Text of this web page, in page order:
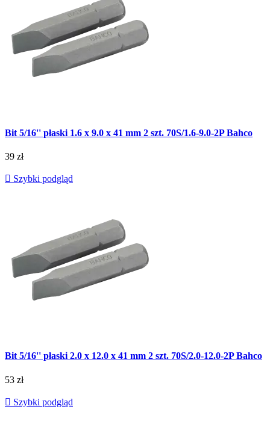
Bit 5/16'' płaski 1.6 x 9.0 x 41 mm 2 szt. 70S/1.6-9.0-2P Bahco
39 zł
 Szybki podgląd
Bit 5/16'' płaski 2.0 x 12.0 x 41 mm 2 szt. 70S/2.0-12.0-2P Bahco
53 zł
 Szybki podgląd